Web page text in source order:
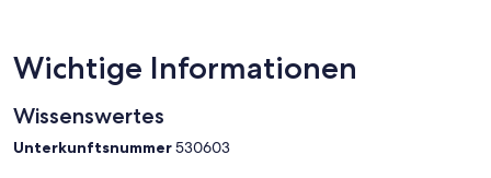
Wichtige Informationen
Wissenswertes
Unterkunftsnummer530603